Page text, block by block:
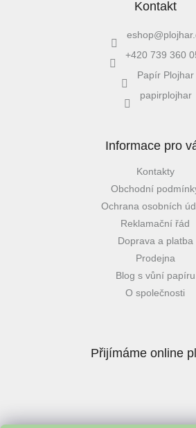
Kontakt
eshop@
+420 739 360
Papír Plojhar
papirplojhar
Informace pro
Kontakty
Obchodní
Ochrana osobních
Reklamační řád
Doprava a platba
Prodejna
Blog s vůní papíru
O společnosti
Přijímáme online